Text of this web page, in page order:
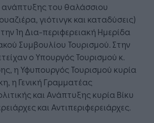
ανάπτυξης του θαλάσσιου
γιότινγκ και καταδύσεις)
1η Δια-περιφερειακή Ημερίδα
Συμβουλίου Τουρισμού. Στην
ο Υπουργός Τουρισμού κ.
η Υφυπουργός Τουρισμού κυρία
η Γενική Γραμματέας
και Ανάπτυξης κυρία Βίκυ
και Αντιπεριφερειάρχες.